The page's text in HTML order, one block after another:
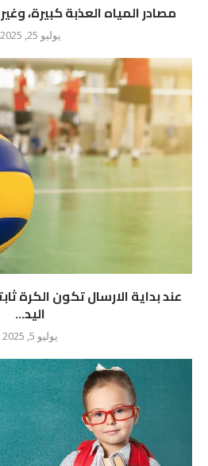
مصادر المياه العذبة كبيرة،
يوليو 25, 2025
عند بداية الارسال تكون الكرة
اليد...
يوليو 5, 2025